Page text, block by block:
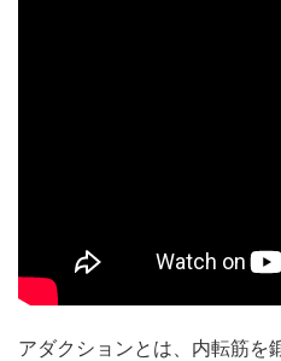
アダクションとは、内転筋を